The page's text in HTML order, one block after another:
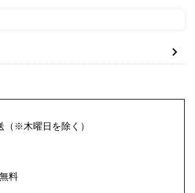
（※木曜日を除く）
料